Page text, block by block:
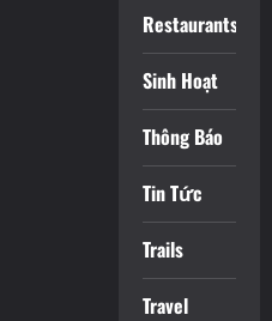
Restaurants
Sinh Hoạt
Thông Báo
Tin Tức
Trails
Travel